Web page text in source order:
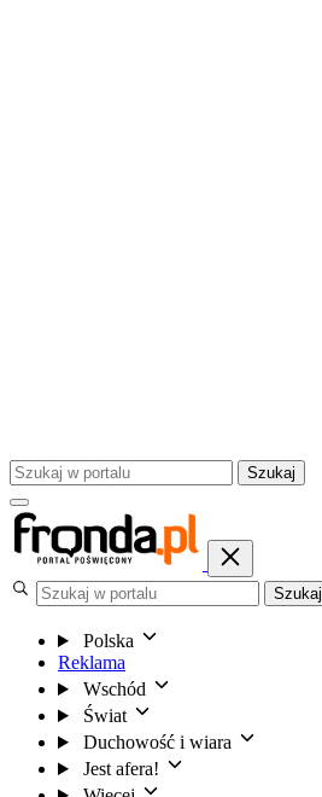
Szukaj
Szukaj
Polska
Reklama
Wschód
Świat
Duchowość i wiara
Jest afera!